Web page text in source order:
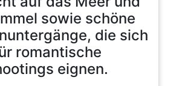
sowie schöne
die sich
romantische
eignen.